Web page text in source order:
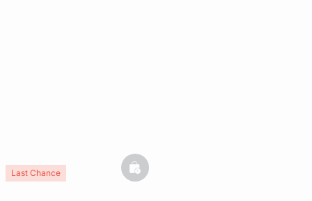
Last Chance basketfull